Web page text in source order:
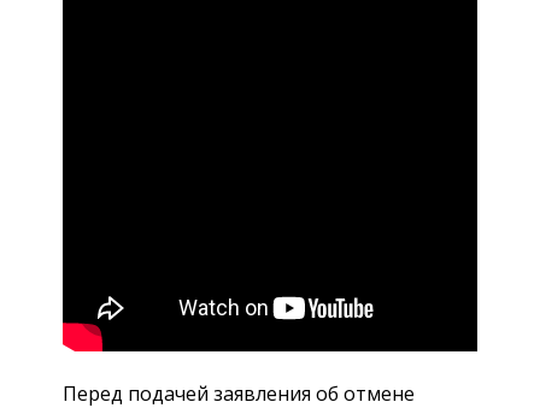
Перед подачей заявления об отмене